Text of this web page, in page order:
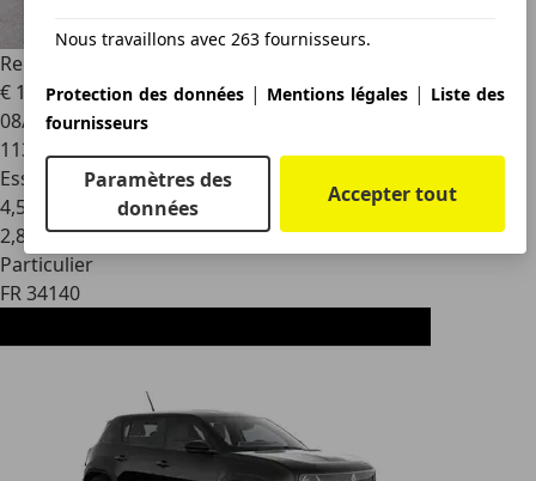
Renault R 4
€ 10 500
08/1988
113 000 km
Essence
4,5 l/100 km (mixte)
2,8
Particulier
FR 34140
Nous travaillons avec 263 fournisseurs.
Protection des données | Mentions légales | Liste des
fournisseurs
Paramètres des
données
Accepter tout